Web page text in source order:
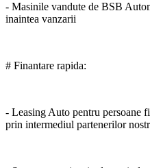
- Masinile vandute de BSB
inaintea vanzarii
# Finantare rapida:
- Leasing Auto pentru persoane
prin intermediul partenerilor